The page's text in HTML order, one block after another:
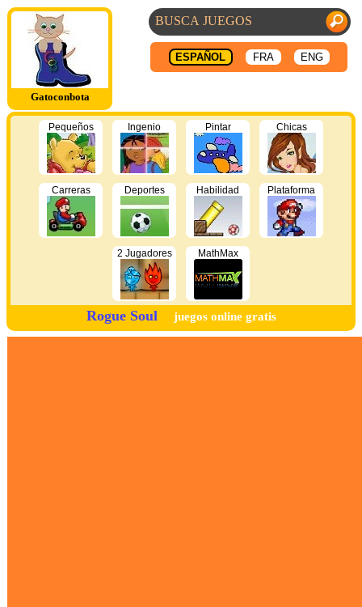
Gatoconbota
ESPAÑOL FRA ENG
Pequeños Ingenio Pintar Chicas
Carreras Deportes Habilidad Plataforma
2 Jugadores MathMax
Rogue Soul juegos online gratis